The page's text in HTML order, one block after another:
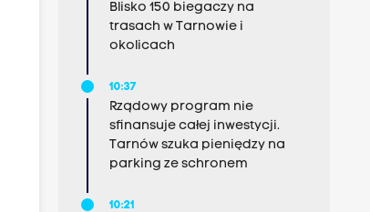
Blisko 150 biegaczy na
trasach w Tarnowie i
okolicach
10:37
Rządowy program nie
sfinansuje całej inwestycji.
Tarnów szuka pieniędzy na
parking ze schronem
10:21